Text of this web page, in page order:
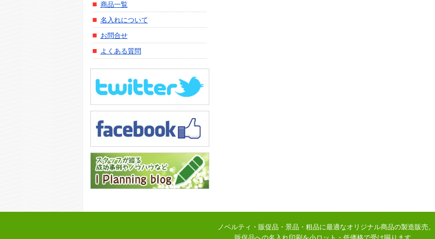
商品一覧
名入れについて
お問合せ
よくある質問
ノベルティ・販促品・景品・粗品に最適なオリジナル商品の製造販売。